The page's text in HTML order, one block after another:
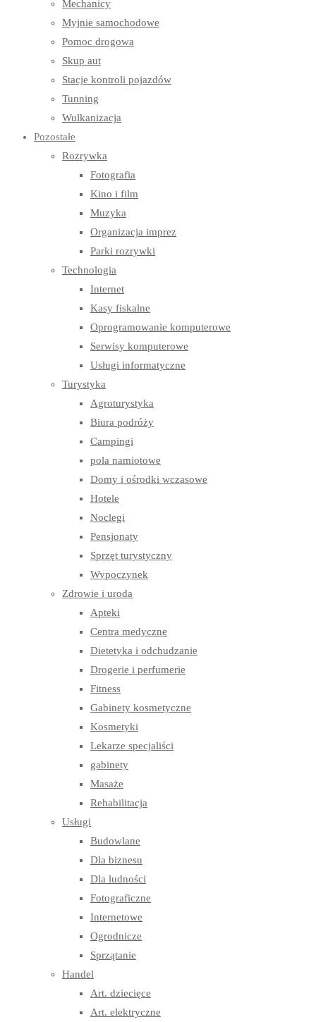
Mechanicy
Myjnie samochodowe
Pomoc drogowa
Skup aut
Stacje kontroli pojazdów
Tunning
Wulkanizacja
Pozostałe
Rozrywka
Fotografia
Kino i film
Muzyka
Organizacja imprez
Parki rozrywki
Technologia
Internet
Kasy fiskalne
Oprogramowanie komputerowe
Serwisy komputerowe
Usługi informatyczne
Turystyka
Agroturystyka
Biura podróży
Campingi
pola namiotowe
Domy i ośrodki wczasowe
Hotele
Noclegi
Pensjonaty
Sprzęt turystyczny
Wypoczynek
Zdrowie i uroda
Apteki
Centra medyczne
Dietetyka i odchudzanie
Drogerie i perfumerie
Fitness
Gabinety kosmetyczne
Kosmetyki
Lekarze specjaliści
gabinety
Masaże
Rehabilitacja
Usługi
Budowlane
Dla biznesu
Dla ludności
Fotograficzne
Internetowe
Ogrodnicze
Sprzątanie
Handel
Art. dziecięce
Art. elektryczne